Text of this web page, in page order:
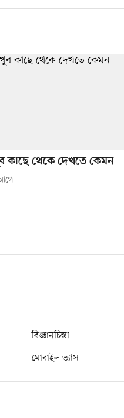
কাছে থেকে দেখতে কেমন
বিজ্ঞানচিন্তা
মোবাইল ভ্যাস